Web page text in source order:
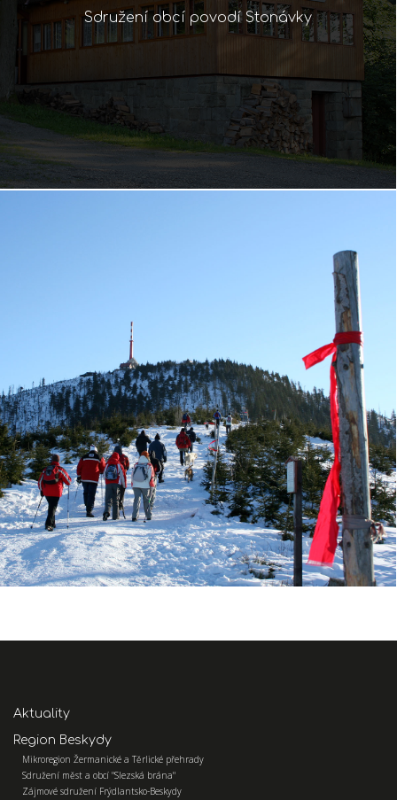
Sdružení obcí povodí Stonávky
Zájmové sdružení Frýdlantsko-Beskydy
Aktuality
Region Beskydy
Mikroregion Žermanické a Těrlické přehrady
Sdružení měst a obcí "Slezská brána"
Zájmové sdružení Frýdlantsko-Beskydy